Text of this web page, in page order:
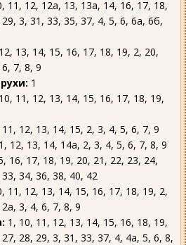
11, 12, 12а, 13, 13а, 14, 16, 17, 18,
3, 31, 33, 35, 37, 4, 5, 6, 6а, 6б,
13, 14, 15, 16, 17, 18, 19, 2, 20,
7, 8, 9
1
11, 12, 13, 14, 15, 16, 17, 18, 19,
12, 13, 14, 15, 2, 3, 4, 5, 6, 7, 9
12, 13, 14, 14а, 2, 3, 4, 5, 6, 7, 8, 9
16, 17, 18, 19, 20, 21, 22, 23, 24,
34, 36, 38, 40, 42
11, 12, 13, 14, 15, 16, 17, 18, 19, 2,
3, 4, 6, 7, 8, 9
1, 10, 11, 12, 13, 14, 15, 16, 18, 19,
28, 29, 3, 31, 33, 37, 4, 4а, 5, 6, 8,